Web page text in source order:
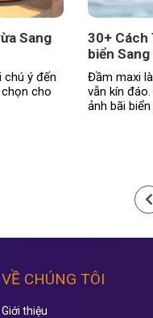
Sang
chú ý đến
cho
30+ Cách
biển
Đầm maxi
vẫn kín
ảnh bãi
VỀ CHÚNG TÔI
Giới thiệu